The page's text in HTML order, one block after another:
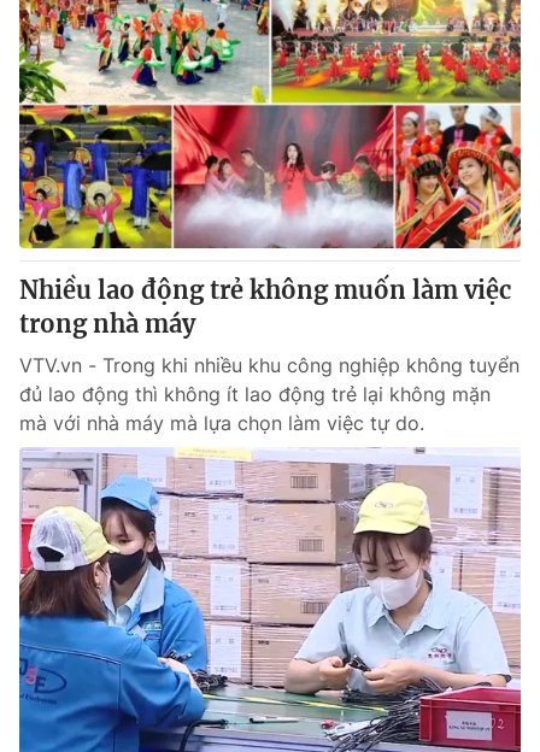
Nhiều lao động trẻ không muốn làm việc
trong nhà máy
VTV.vn - Trong khi nhiều khu công nghiệp không tuyển
đủ lao động thì không ít lao động trẻ lại không mặn
mà với nhà máy mà lựa chọn làm việc tự do.